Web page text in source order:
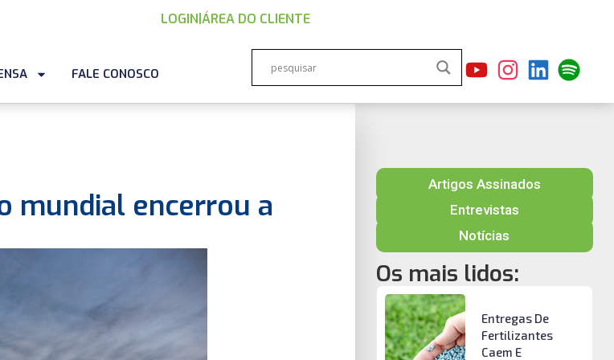
LOGIN |ÁREA DO CLIENTE
FALE CONOSCO
mundial encerrou a
Artigos Assinados
Entrevistas
Notícias
Os mais lidos:
Entregas De
Fertilizantes
Caem E